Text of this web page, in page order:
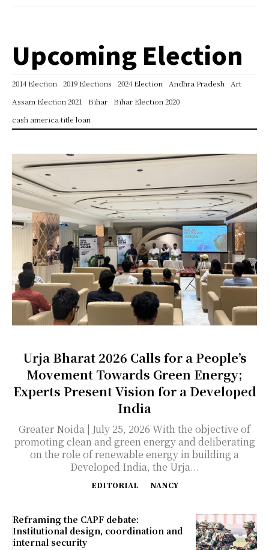
Upcoming Election
2014 Election 2019 Elections 2024 Election Andhra Pradesh
Art
Assam Election 2021
Bihar
Bihar Election 2020
cash america title loan
Urja Bharat 2026 Calls for a People’s
Movement Towards Green Energy;
Experts Present Vision for a Developed
India
Greater Noida | July 25, 2026 With the objective of
promoting clean and green energy and deliberating
on the role of renewable energy in building a
Developed India, the Urja...
EDITORIAL NANCY
Reframing the CAPF debate:
Institutional design, coordination and
internal security